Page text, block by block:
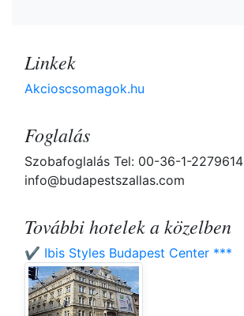
Linkek
Akcioscsomagok.hu
Foglalás
Szobafoglalás Tel: 00-36-1-2279614
info@budapestszallas.com
További hotelek a közelben
✔️ Ibis Styles Budapest Center ***